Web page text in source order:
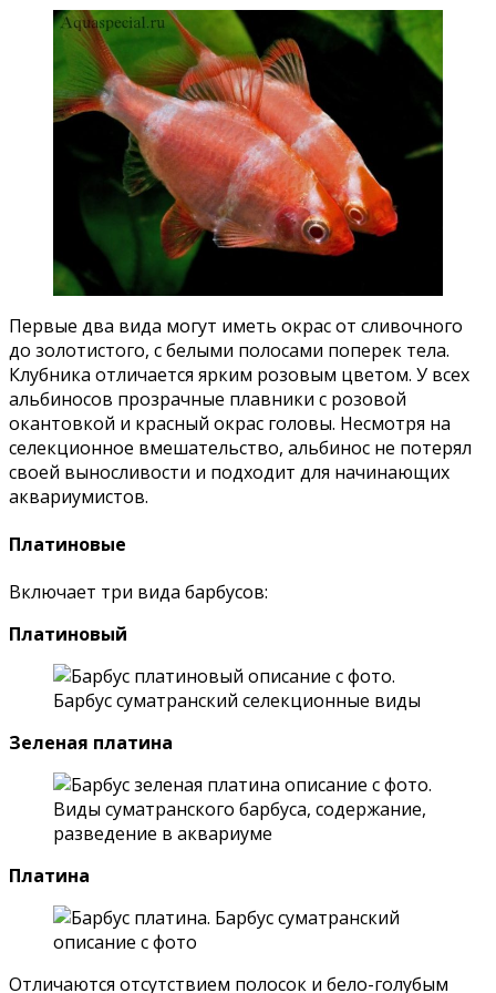
Первые два вида могут иметь окрас от сливочного
до золотистого, с белыми полосами поперек тела.
Клубника отличается ярким розовым цветом. У всех
альбиносов прозрачные плавники с розовой
окантовкой и красный окрас головы. Несмотря на
селекционное вмешательство, альбинос не потерял
своей выносливости и подходит для начинающих
аквариумистов.
Платиновые
Включает три вида барбусов:
Платиновый
Зеленая платина
Платина
Отличаются отсутствием полосок и бело-голубым